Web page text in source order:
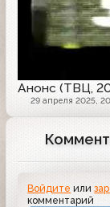
Анонс (ТВЦ,
29 апреля 2025,
Войдите или
комментарий